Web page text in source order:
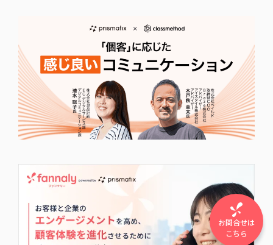
お問合せは
こちら